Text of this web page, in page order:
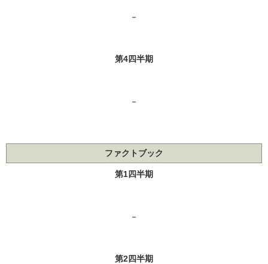
－
第4四半期
－
ファクトブック
第1四半期
－
第2四半期